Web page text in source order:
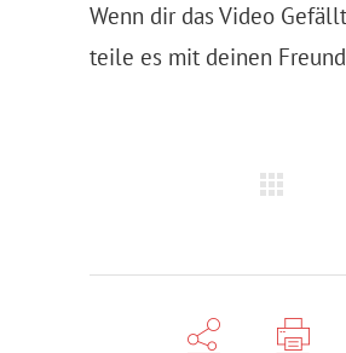
Wenn dir das Video
teile es mit deinen